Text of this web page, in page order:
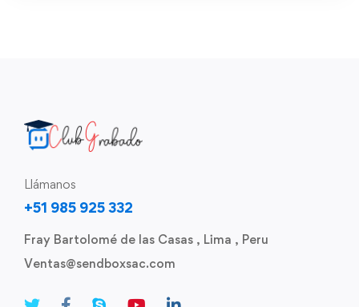
Llámanos
+51 985 925 332
Fray Bartolomé de las Casas , Lima , Peru
Ventas@sendboxsac.com